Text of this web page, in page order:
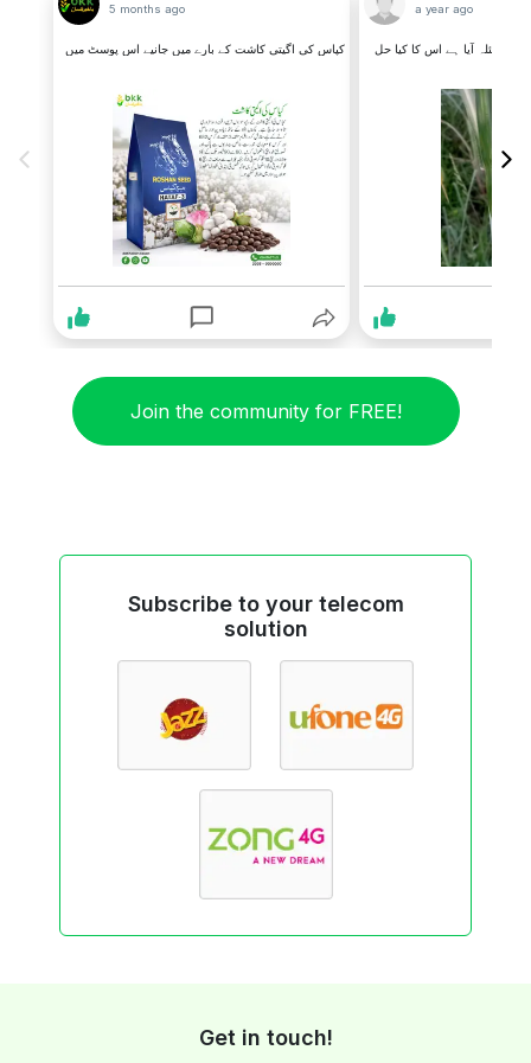
5 months ago
کپاس کی اگیتی کاشت کے بارے میں جانیے اس پوسٹ میں
a year ago
یہ مسئلہ آیا ہے اس کا کیا حل
Join the community for FREE!
Subscribe to your telecom
solution
Get in touch!